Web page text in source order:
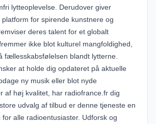
lytteoplevelse. Derudover giver
for spirende kunstnere og
deres talent for et globalt
ikke blot kulturel mangfoldighed,
fællesskabsfølelsen blandt lytterne.
at holde dig opdateret på aktuelle
ny musik eller blot nyde
af høj kvalitet, har radiofrance.fr dig
udvalg af tilbud er denne tjeneste en
alle radioentusiaster. Udforsk og